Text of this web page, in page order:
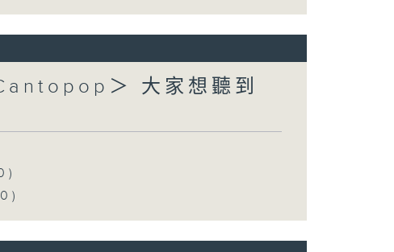
＞ 大家想聽到